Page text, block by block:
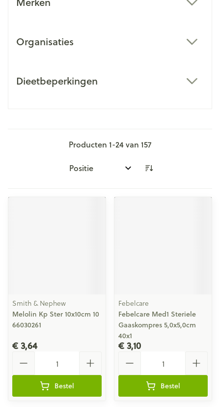
Organisaties
Dieetbeperkingen
Producten 1-24van 157
Sorteer op:
Smith & Nephew
Melolin Kp Ster 10x10cm 10
66030261
€ 3,64
Bestel
Febelcare
Febelcare Med1 Steriele
Gaaskompres 5,0x5,0cm
40x1
€ 3,10
Bestel